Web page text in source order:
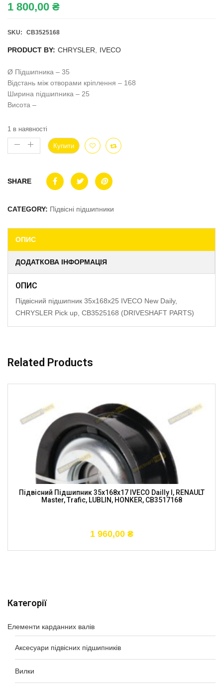
Категорії
Елементи карданних валів
Аксесуари підвісних підшипників
Вилки
1 800,00 ₴
SKU: CB3525168
PRODUCT BY: CHRYSLER IVECO
Ø Підшипника – 35
Відстань між отворами кріплення – 168
Ширина підшипника – 25
Висота –
1 в наявності
Купити
SHARE
CATEGORY: Підвісні підшипники
ОПИС
ДОДАТКОВА ІНФОРМАЦІЯ
ОПИС
Підвісний підшипник 35x168x25 IVECO New Daily,
CHRYSLER Pick up, CB3525168 (DRIVESHAFT PARTS)
Related Products
Підвісний Підшипник 35x168x17 IVECO Dailly I, RENAULT
Master, Trafic, LUBLIN, HONKER, CB3517168
1 960,00 ₴